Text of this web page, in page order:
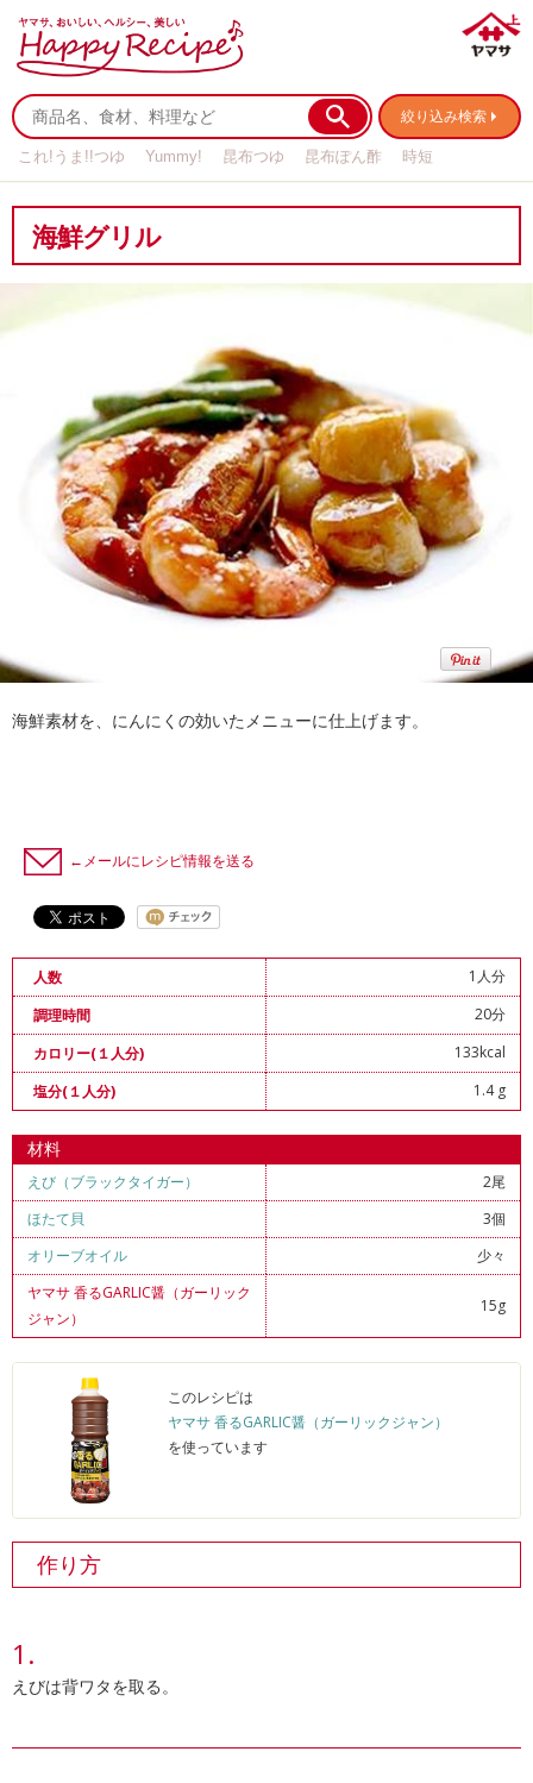
絞り込み検索
これ!うま!!つゆ Yummy! 昆布つゆ 昆布ぽん酢
時短
海鮮グリル
海鮮素材を、にんにくの効いたメニューに仕上げます。
←メールにレシピ情報を送る
人数
1人分
調理時間
20分
カロリー(１人分)
133kcal
塩分(１人分)
1.4 g
材料
えび（ブラックタイガー）
2尾
ほたて貝
3個
オリーブオイル
少々
ヤマサ 香るGARLIC醤（ガーリック
ジャン）
15g
このレシピは
ヤマサ 香るGARLIC醤（ガーリックジャン）
を使っています
作り方
えびは背ワタを取る。